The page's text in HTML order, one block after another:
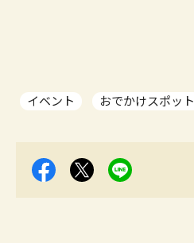
イベント おでかけスポット